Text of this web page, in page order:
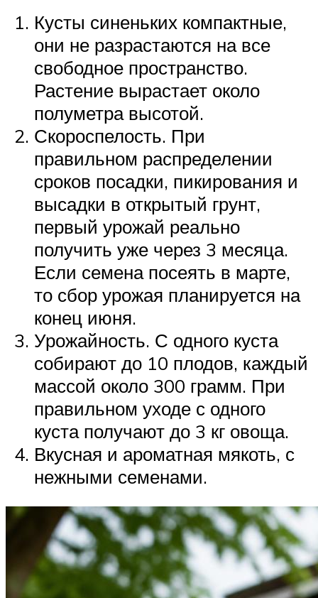
Кусты синеньких компактные,
они не разрастаются на все
свободное пространство.
Растение вырастает около
полуметра высотой.
Скороспелость. При
правильном распределении
сроков посадки, пикирования и
высадки в открытый грунт,
первый урожай реально
получить уже через 3 месяца.
Если семена посеять в марте,
то сбор урожая планируется на
конец июня.
Урожайность. С одного куста
собирают до 10 плодов, каждый
массой около 300 грамм. При
правильном уходе с одного
куста получают до 3 кг овоща.
Вкусная и ароматная мякоть, с
нежными семенами.